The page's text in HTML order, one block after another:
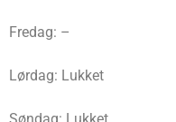
Fredag: –
Lørdag: Lukket